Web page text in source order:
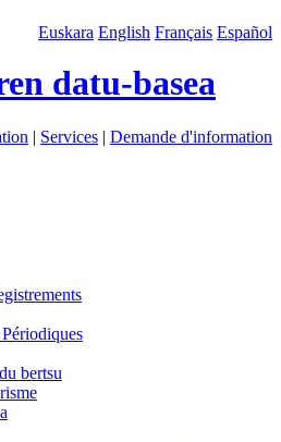
Euskara English Français Español
datu-basea
| Services | Demande d'information
bertsu